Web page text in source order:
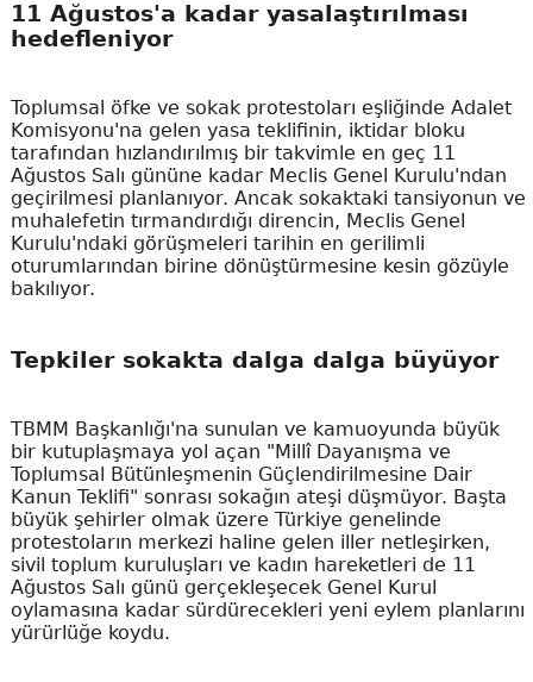
11 Ağustos'a kadar yasalaştırılması
hedefleniyor
Toplumsal öfke ve sokak protestoları eşliğinde Adalet
Komisyonu'na gelen yasa teklifinin, iktidar bloku
tarafından hızlandırılmış bir takvimle en geç 11
Ağustos Salı gününe kadar Meclis Genel Kurulu'ndan
geçirilmesi planlanıyor. Ancak sokaktaki tansiyonun ve
muhalefetin tırmandırdığı direncin, Meclis Genel
Kurulu'ndaki görüşmeleri tarihin en gerilimli
oturumlarından birine dönüştürmesine kesin gözüyle
bakılıyor.
Tepkiler sokakta dalga dalga büyüyor
TBMM Başkanlığı'na sunulan ve kamuoyunda büyük
bir kutuplaşmaya yol açan "Millî Dayanışma ve
Toplumsal Bütünleşmenin Güçlendirilmesine Dair
Kanun Teklifi" sonrası sokağın ateşi düşmüyor. Başta
büyük şehirler olmak üzere Türkiye genelinde
protestoların merkezi haline gelen iller netleşirken,
sivil toplum kuruluşları ve kadın hareketleri de 11
Ağustos Salı günü gerçekleşecek Genel Kurul
oylamasına kadar sürdürecekleri yeni eylem planlarını
yürürlüğe koydu.